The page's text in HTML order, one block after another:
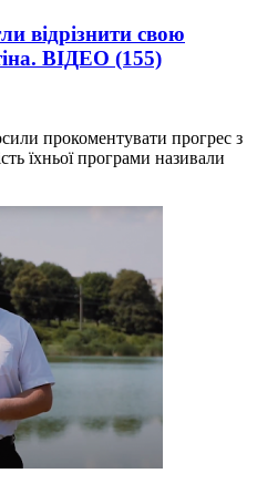
відрізнити свою
ВІДЕО (155)
прокоментувати прогрес з
їхньої програми називали